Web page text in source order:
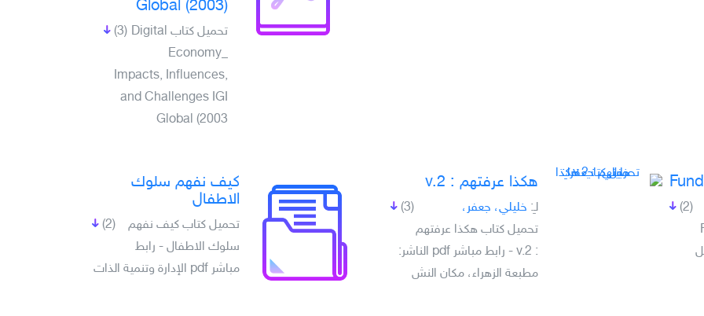
Global (2003)
(3) تحميل كتاب Digital
Economy_
Impacts, Influences,
and Challenges IGI
Global (2003
(2)
هکذا عرفتهم : v.2
(3) لـِ: خليلي، جعفر،
تحميل كتاب هکذا عرفتهم
: v.2 - رابط مباشر pdf الناشر:
مطبعة الزهراء، مكان النش
كيف نفهم سلوك
الاطفال
(2)
تحميل كتاب كيف نفهم
سلوك الاطفال - رابط
مباشر pdf الإدارة وتنمية الذات